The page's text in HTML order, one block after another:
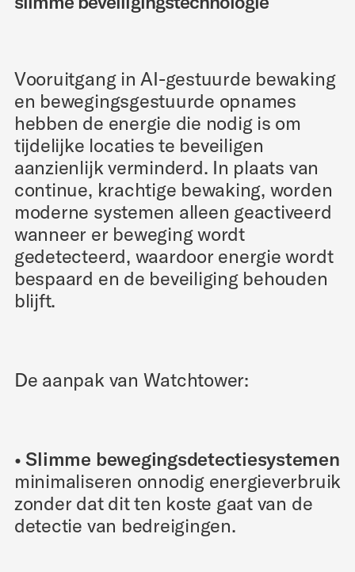
Vooruitgang in AI-gestuurde bewaking
en bewegingsgestuurde opnames
hebben de energie die nodig is om
tijdelijke locaties te beveiligen
aanzienlijk verminderd. In plaats van
continue, krachtige bewaking, worden
moderne systemen alleen geactiveerd
wanneer er beweging wordt
gedetecteerd, waardoor energie wordt
bespaard en de beveiliging behouden
blijft.
De aanpak van Watchtower:
• Slimme bewegingsdetectiesystemen
minimaliseren onnodig energieverbruik
zonder dat dit ten koste gaat van de
detectie van bedreigingen.